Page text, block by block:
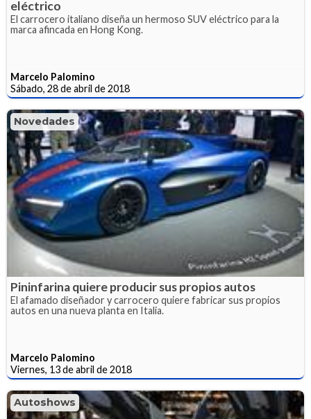
eléctrico
El carrocero italiano diseña un hermoso SUV eléctrico para la
marca afincada en Hong Kong.
Marcelo Palomino
Sábado, 28 de abril de 2018
Novedades
Pininfarina quiere producir sus propios autos
El afamado diseñador y carrocero quiere fabricar sus propios
autos en una nueva planta en Italia.
Marcelo Palomino
Viernes, 13 de abril de 2018
Autoshows